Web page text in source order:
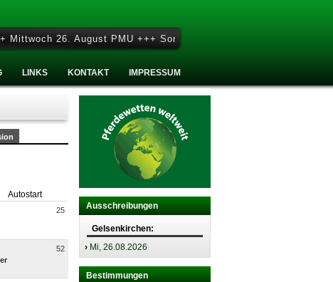
26. August PMU +++ Sonntag 27. September - Sonntag
LINKS KONTAKT IMPRESSUM
Autostart
25
52
Ausschreibungen
Gelsenkirchen:
› Mi, 26.08.2026
Bestimmungen